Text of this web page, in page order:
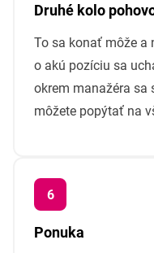
Druhé kolo
To sa konať môže a
o akú pozíciu sa
okrem manažéra sa
môžete popýtať na
Ponuka